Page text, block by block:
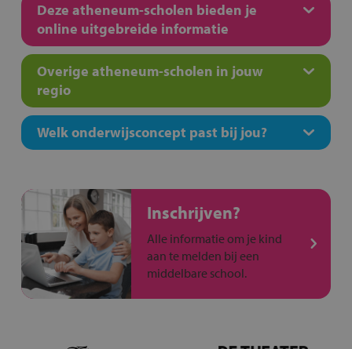
Deze atheneum-scholen bieden je
online uitgebreide informatie
Overige atheneum-scholen in jouw
regio
Welk onderwijsconcept past bij jou?
Inschrijven?
Alle informatie om je kind
aan te melden bij een
middelbare school.